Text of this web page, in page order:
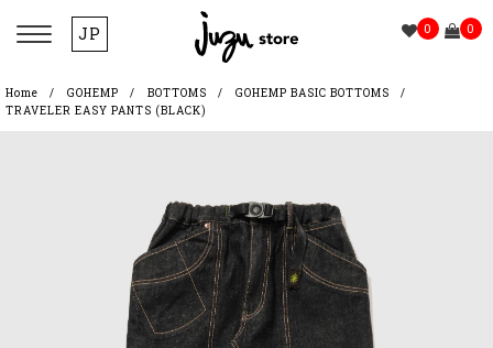
JP 0 0
Home GOHEMP BOTTOMS
GOHEMP BASIC BOTTOMS
TRAVELER EASY PANTS (BLACK)